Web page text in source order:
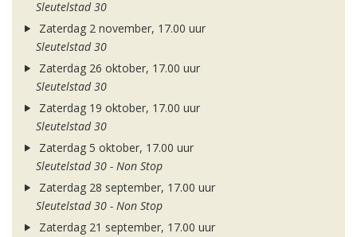
Sleutelstad 30
Zaterdag 2 november, 17.00 uur
Sleutelstad 30
Zaterdag 26 oktober, 17.00 uur
Sleutelstad 30
Zaterdag 19 oktober, 17.00 uur
Sleutelstad 30
Zaterdag 5 oktober, 17.00 uur
Sleutelstad 30 - Non Stop
Zaterdag 28 september, 17.00 uur
Sleutelstad 30 - Non Stop
Zaterdag 21 september, 17.00 uur